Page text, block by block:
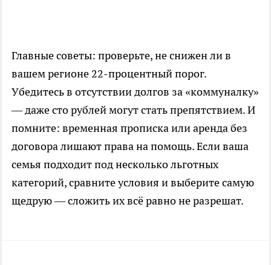
Главные советы: проверьте, не снижен ли в
вашем регионе 22-процентный порог.
Убедитесь в отсутствии долгов за «коммуналку»
— даже сто рублей могут стать препятствием. И
помните: временная прописка или аренда без
договора лишают права на помощь. Если ваша
семья подходит под несколько льготных
категорий, сравните условия и выберите самую
щедрую — сложить их всё равно не разрешат.